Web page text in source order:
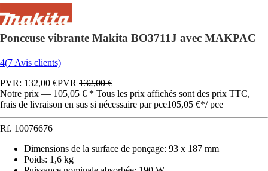
Ponceuse vibrante Makita BO3711J avec MAKPAC
4(7 Avis clients)
PVR: 132,00 €PVR 132,00 €
Notre prix — 105,05 € * Tous les prix affichés sont des prix TTC,
frais de livraison en sus si nécessaire par pce105,05 €*/ pce
Rf. 10076676
Dimensions de la surface de ponçage: 93 x 187 mm
Poids: 1,6 kg